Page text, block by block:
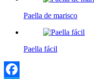
Paella de marisco
Paella fácil